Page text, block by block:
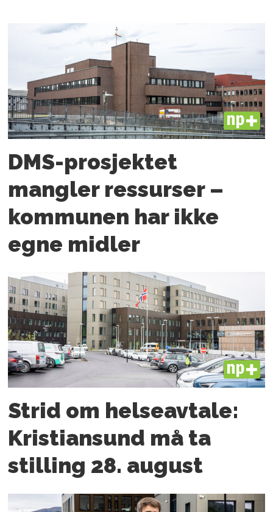
PLUS
DMS-prosjektet
mangler ressurser –
kommunen har ikke
egne midler
PLUS
Strid om helseavtale:
Kristiansund må ta
stilling 28. august